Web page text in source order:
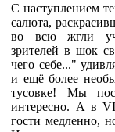
С наступлением
салюта,
во всю жгли
зрителей в шок
чего себе..."
и ещё более
тусовке! Мы
интересно. А в
гости медленно,